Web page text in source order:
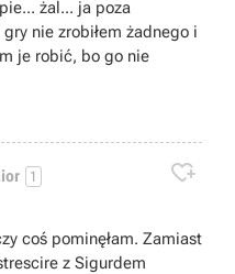
żal... ja poza
nie zrobiłem żadnego i
je robić, bo go nie
1 
coś pominęłam. Zamiast